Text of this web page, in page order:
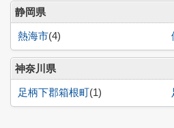
静岡県
熱海市(4)
神奈川県
足柄下郡箱根町(1)